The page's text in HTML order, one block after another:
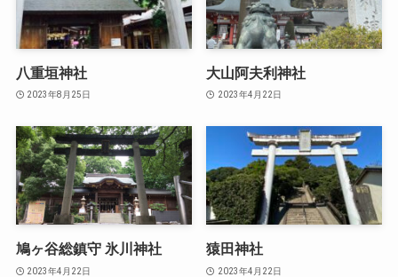
八重垣神社
2023年8月25日
大山阿夫利神社
2023年4月22日
鳩ヶ谷総鎮守 氷川神社
2023年4月22日
猿田神社
2023年4月22日